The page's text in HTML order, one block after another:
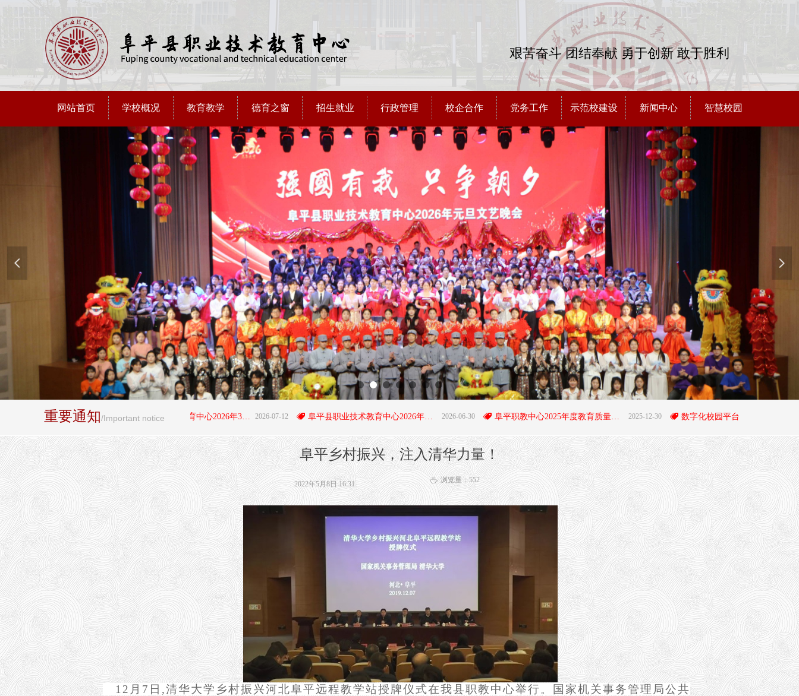
网站首页 学校概况 教育教学 德育之窗 招生就业 行政管理 校企合作 党务工作 示范校建设 新闻中心 智慧校园
艰苦奋斗 团结奉献 勇于创新 敢于胜利
넳 넲
重要通知/Important notice 2026-07-12
뀄 阜平县职业技术教育中心2026年3+4"贯通培养项目拟录取学生名单公示 2026-06-30
뀄 阜平县职业技术教育中心2026年招生简章 2025-12-30
뀄 阜平职教中心2025年度教育质量年度报告 뀄 数字化校园平台
阜平乡村振兴，注入清华力量！
12 月7日,清华大学乡村振兴河北阜平远程教学站授牌仪式在我县职教中心举行。国家机关事务管理局公共
2022年5月8日 16:31 ꄘ 浏览量：552